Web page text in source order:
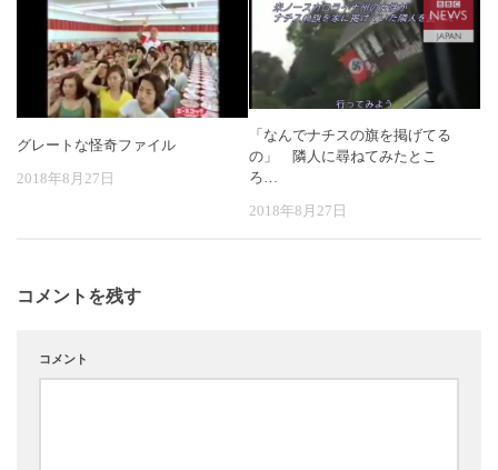
グレートな怪奇ファイル
2018年8月27日
「なんでナチスの旗を掲げてる
の」 隣人に尋ねてみたとこ
ろ…
2018年8月27日
コメントを残す
コメント